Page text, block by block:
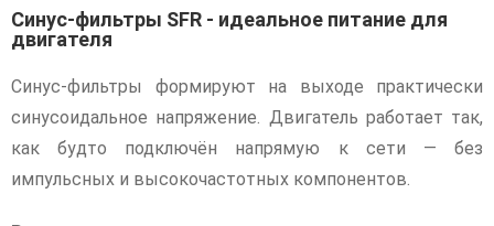
Синус-фильтры SFR - идеальное питание для
двигателя
Синус-фильтры формируют на выходе практически
синусоидальное напряжение. Двигатель работает так,
как будто подключён напрямую к сети — без
импульсных и высокочастотных компонентов.